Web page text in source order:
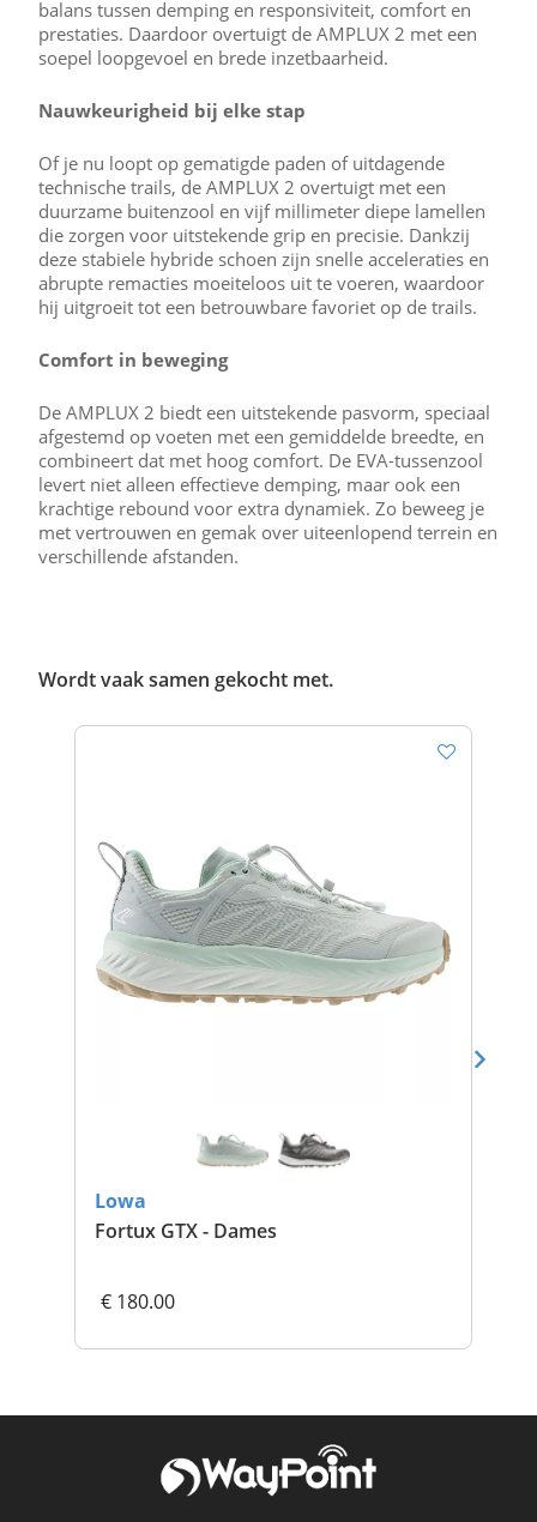
balans tussen demping en responsiviteit, comfort en
prestaties. Daardoor overtuigt de AMPLUX 2 met een
soepel loopgevoel en brede inzetbaarheid.
Nauwkeurigheid bij elke stap
Of je nu loopt op gematigde paden of uitdagende
technische trails, de AMPLUX 2 overtuigt met een
duurzame buitenzool en vijf millimeter diepe lamellen
die zorgen voor uitstekende grip en precisie. Dankzij
deze stabiele hybride schoen zijn snelle acceleraties en
abrupte remacties moeiteloos uit te voeren, waardoor
hij uitgroeit tot een betrouwbare favoriet op de trails.
Comfort in beweging
De AMPLUX 2 biedt een uitstekende pasvorm, speciaal
afgestemd op voeten met een gemiddelde breedte, en
combineert dat met hoog comfort. De EVA-tussenzool
levert niet alleen effectieve demping, maar ook een
krachtige rebound voor extra dynamiek. Zo beweeg je
met vertrouwen en gemak over uiteenlopend terrein en
verschillende afstanden.
Wordt vaak samen gekocht met.
Lowa
Fortux GTX - Dames
€ 180.00